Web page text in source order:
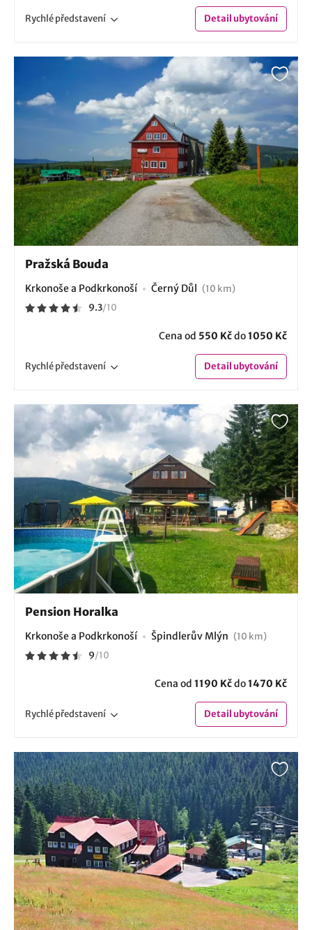
Rychlépředstavení Detailubytování
Pražská Bouda
Krkonoše a Podkrkonoší Černý Důl (10 km)
9.3/10
Cena od 550 Kčdo1050 Kč
Rychlépředstavení Detailubytování
Pension Horalka
Krkonoše a Podkrkonoší Špindlerův Mlýn (10 km)
9/10
Cena od 1190 Kčdo1470 Kč
Rychlépředstavení Detailubytování